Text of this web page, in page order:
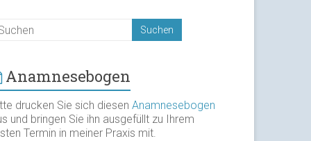
Anamnesebogen
drucken Sie sich diesenAnamnesebogen
und bringen Sie ihn ausgefüllt zu Ihrem
Termin in meiner Praxis mit.